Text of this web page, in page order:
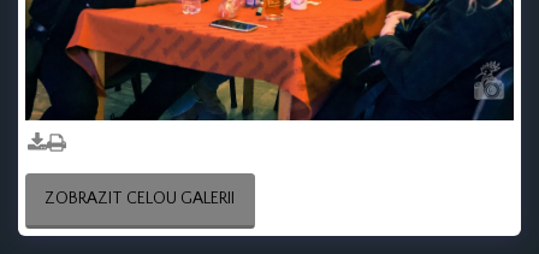
ZOBRAZIT CELOU GALERII